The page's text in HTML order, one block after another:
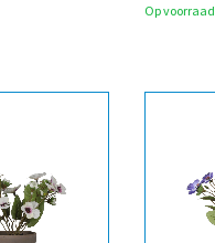
Op voorraad